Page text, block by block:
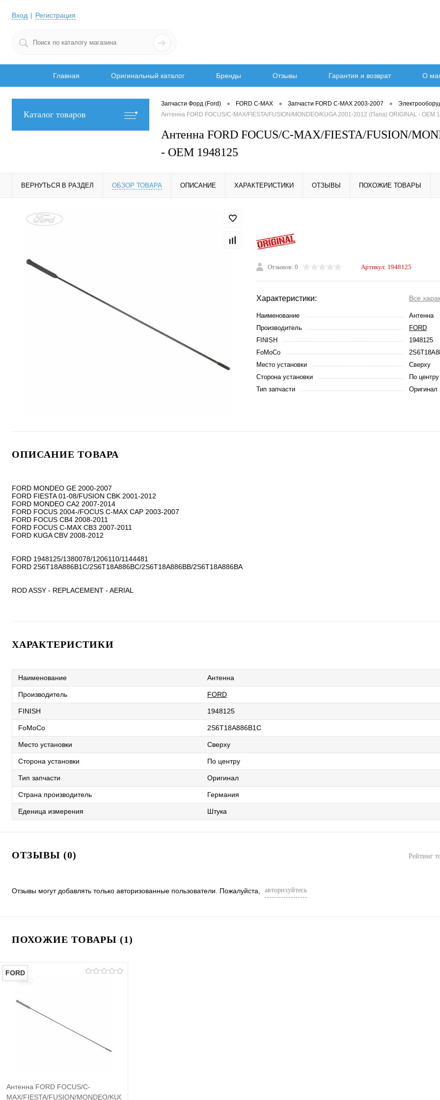
Вход Регистрация
Главная Оригинальный каталог Бренды Отзывы Гарантия и возврат О
Каталог товаров
Запчасти Форд (Ford) • FORD C-MAX • Запчасти FORD C-MAX 2003-2007 •
Антенна FORD FOCUS/C-MAX/FIESTA/FUSION/MONDEO/KUGA 2001-2012 (Папа) ORIGINAL - OEM
Антенна FORD FOCUS/C-MAX/FIESTA/FUSION/
- OEM 1948125
ВЕРНУТЬСЯ В РАЗДЕЛ ОБЗОР ТОВАРА ОПИСАНИЕ ХАРАКТЕРИСТИКИ ОТЗЫВЫ ПОХОЖИЕ ТОВАРЫ
Отзывов: 0 Артикул: 1948125
Характеристики: Все
Наименование
Антенна
Производитель
FORD
FINISH
1948125
FoMoCo
Место установки
Сверху
Сторона установки
По центру
Тип запчасти
Оригинал
ОПИСАНИЕ ТОВАРА
FORD MONDEO GE 2000-2007
FORD FIESTA 01-08/FUSION CBK 2001-2012
FORD MONDEO CA2 2007-2014
FORD FOCUS 2004-/FOCUS C-MAX CAP 2003-2007
FORD FOCUS CB4 2008-2011
FORD FOCUS C-MAX CB3 2007-2011
FORD KUGA CBV 2008-2012
FORD 1948125/1380078/1206110/1144481
FORD 2S6T18A886B1C/2S6T18A886BC/2S6T18A886BB/2S6T18A886BA
ROD ASSY - REPLACEMENT - AERIAL
ХАРАКТЕРИСТИКИ
Наименование Антенна
Производитель FORD
FINISH 1948125
FoMoCo 2S6T18A886B1C
Место установки Сверху
Сторона установки По центру
Тип запчасти Оригинал
Страна производитель Германия
Еденица измерения Штука
ОТЗЫВЫ (0) Рейтинг
Отзывы могут добавлять только авторизованные пользователи. Пожалуйста, авторизуйтесь
ПОХОЖИЕ ТОВАРЫ (1)
FORD
Антенна FORD FOCUS/C-
MAX/FIESTA/FUSION/MONDEO/KUGA